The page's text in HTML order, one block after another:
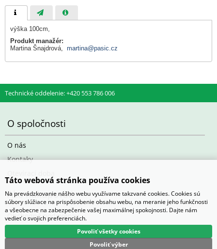
výška 100cm,
Produkt manažér:
Martina Šnajdrová, martina@pasic.cz
Technické oddelenie: +420 553 786 006
O spoločnosti
O nás
Kontaky
Ako nakupovať
Obchodné podmienky
Táto webová stránka používa cookies
Na prevádzkovanie nášho webu využívame takzvané cookies. Cookies sú
súbory slúžiace na prispôsobenie obsahu webu, na meranie jeho funkčnosti
a všeobecne na zabezpečenie vašej maximálnej spokojnosti. Dajte nám
vedieť o svojich preferenciách.
Povoliť výber
Povoliť všetky cookies